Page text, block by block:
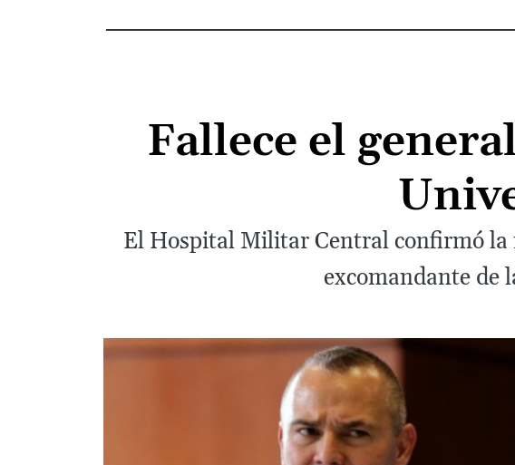
Fallece el
El Hospital Militar Central confirmó la
excomandante de